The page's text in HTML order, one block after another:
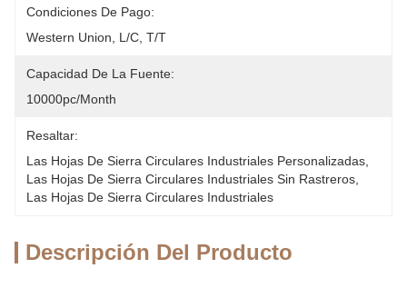
Condiciones De Pago:
Western Union, L/C, T/T
Capacidad De La Fuente:
10000pc/month
Resaltar:
Las Hojas De Sierra Circulares Industriales Personalizadas
Las Hojas De Sierra Circulares Industriales Sin Rastreros
Las Hojas De Sierra Circulares Industriales
Descripción Del Producto